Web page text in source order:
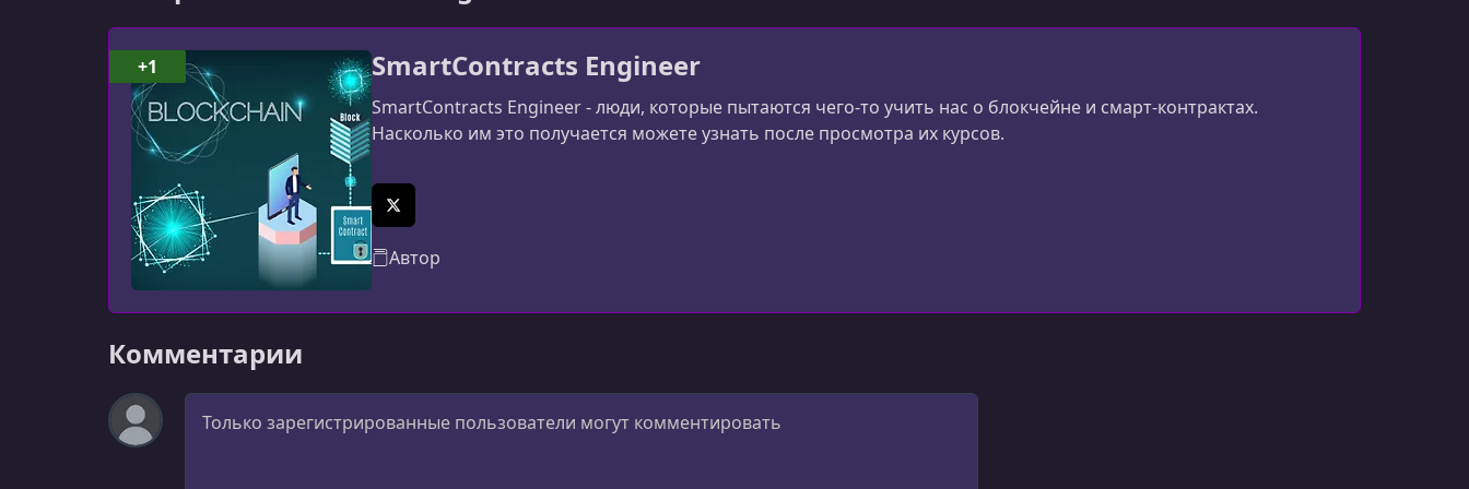
SmartContracts Engineer
SmartContracts Engineer - люди, которые пытаются чего-то учить нас о блокчейне и смарт-контрактах.
Насколько им это получается можете узнать после просмотра их курсов.
X (Twitter)
Автор
+1
Комментарии
Комментарий